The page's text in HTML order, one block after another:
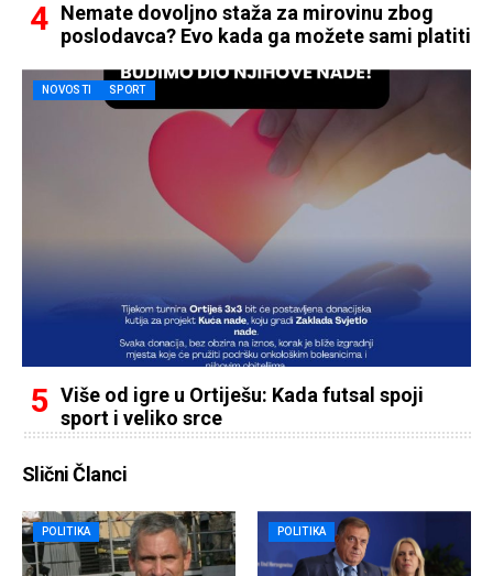
Nemate dovoljno staža za mirovinu zbog
poslodavca? Evo kada ga možete sami platiti
NOVOSTI SPORT
Više od igre u Ortiješu: Kada futsal spoji
sport i veliko srce
Slični Članci
POLITIKA POLITIKA